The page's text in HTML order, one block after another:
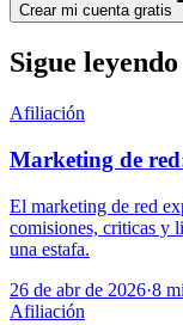
Crear mi cuenta gratis
Sigue leyendo
Afiliación
Marketing de
El marketing de red
comisiones, criticas y
una estafa.
26 de abr de 2026·8
Afiliación